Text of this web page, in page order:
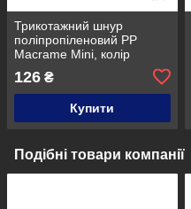
Трикотажний шнур
поліпропіленовий PP
Macrаme Mini, колір
126 ₴
Купити
Подібні товари компанії